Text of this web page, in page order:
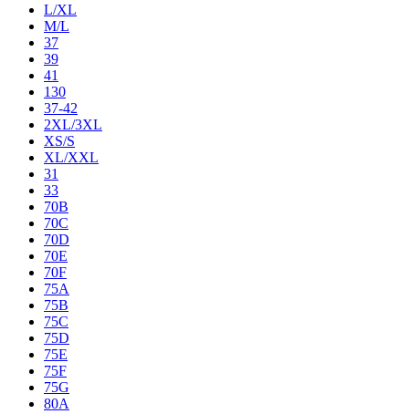
L/XL
M/L
37
39
41
130
37-42
2XL/3XL
XS/S
XL/XXL
31
33
70B
70C
70D
70E
70F
75A
75B
75C
75D
75E
75F
75G
80A